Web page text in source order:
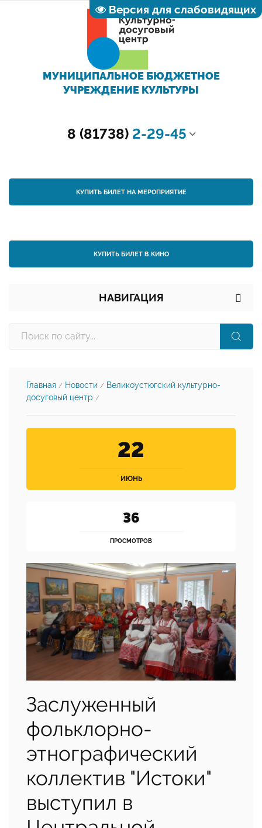
Версия для слабовидящих
МУНИЦИПАЛЬНОЕ БЮДЖЕТНОЕ
УЧРЕЖДЕНИЕ КУЛЬТУРЫ
8 (81738) 2-29-45
КУПИТЬ БИЛЕТ НА МЕРОПРИЯТИЕ
КУПИТЬ БИЛЕТ В КИНО
НАВИГАЦИЯ
Главная / Новости / Великоустюгский культурно-
досуговый центр /
22
ИЮНЬ
36
ПРОСМОТРОВ
Заслуженный
фольклорно-
этнографический
коллектив "Истоки"
выступил в